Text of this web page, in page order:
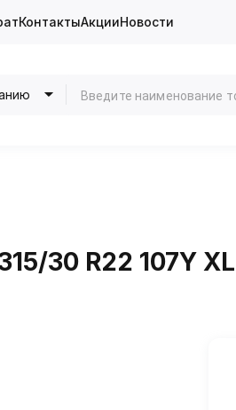
КонтактыАкцииНовости
30 R22 107Y XL